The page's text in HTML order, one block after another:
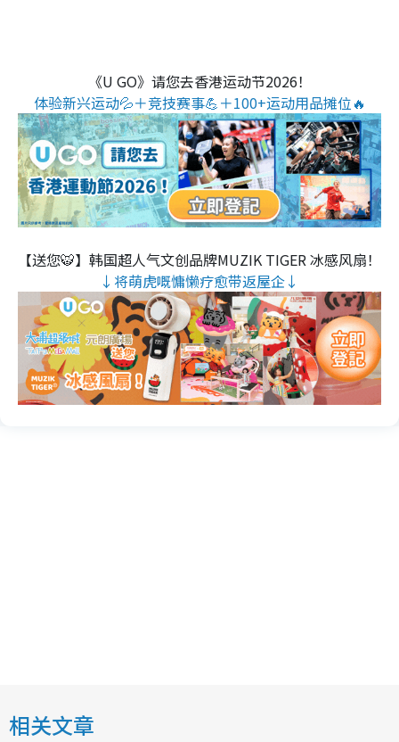
《U GO》请您去香港运动节2026！
体验新兴运动💦＋竞技赛事💪＋100+运动用品摊位🔥
【送您🐯】韩国超人气文创品牌MUZIK TIGER 冰感风扇！
↓将萌虎嘅慵懒疗愈带返屋企↓
相关文章